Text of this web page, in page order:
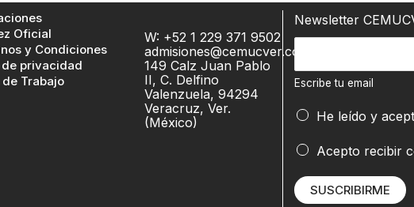
Oficial
y Condiciones
de privacidad
de Trabajo
W: +52 1 229 371 9502
admisiones@cemucver.com
149 Calz Juan Pablo
II, C. Delfino
Valenzuela, 94294
Veracruz, Ver.
(México)
Newsletter
c
i
b
e
t
u
Escribe tu email
E
c
i
b
He leído y
Acepto recibir
SUSCRIBIRME